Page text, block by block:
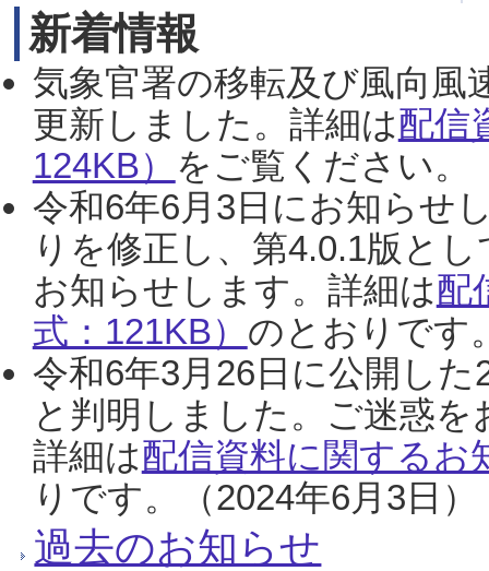
新着情報
気象官署の移転及び風向風
更新しました。詳細は配信
124KB） をご覧ください。
令和6年6月3日にお知らせ
りを修正し、第4.0.1版と
お知らせします。詳細は配
式：121KB） のとおりです
令和6年3月26日に公開し
と判明しました。ご迷惑
詳細は配信資料に関するお
りです。（2024年6月3日）
過去のお知らせ